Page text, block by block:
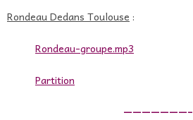
Rondeau Dedans Toulouse :
Rondeau-groupe.mp3
Partition
———————–